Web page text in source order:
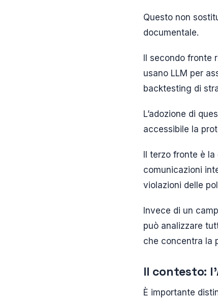
Questo non
documentale.
Il secondo fronte
usano LLM per
backtesting di
L’adozione di
accessibile la
Il terzo fronte è
comunicazioni
violazioni delle
Invece di un
può analizzare
che concentra la
Il contesto:
È importante